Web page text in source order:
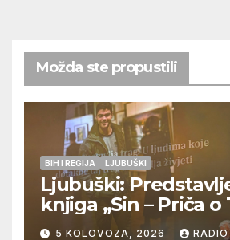
Možda ste propustili
BIH I REGIJA LJUBUŠKI
Ljubuški:
knjiga „Sin – Priča o
dr. sc. Zdenka
5 KOLOVOZA, 2026